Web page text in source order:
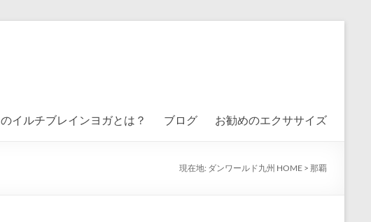
イルチブレインヨガとは？ ブログ お勧めのエクササイズ
現在地: ダンワールド九州 HOME > 那覇